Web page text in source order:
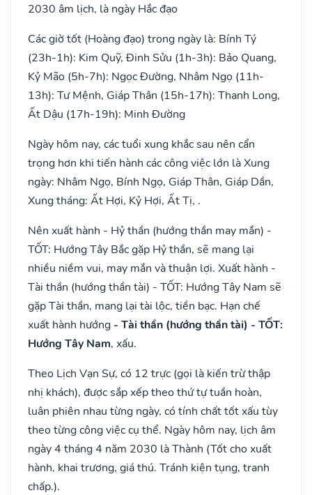
2030 âm lịch, là ngày Hắc đạo
Các giờ tốt (Hoàng đạo) trong ngày là: Bính Tý
(23h-1h): Kim Quỹ, Đinh Sửu (1h-3h): Bảo Quang,
Kỷ Mão (5h-7h): Ngọc Đường, Nhâm Ngọ (11h-
13h): Tư Mệnh, Giáp Thân (15h-17h): Thanh Long,
Ất Dậu (17h-19h): Minh Đường
Ngày hôm nay, các tuổi xung khắc sau nên cẩn
trọng hơn khi tiến hành các công việc lớn là Xung
ngày: Nhâm Ngọ, Bính Ngọ, Giáp Thân, Giáp Dần,
Xung tháng: Ất Hợi, Kỷ Hợi, Ất Tị, .
Nên xuất hành - Hỷ thần (hướng thần may mắn) -
TỐT: Hướng Tây Bắc gặp Hỷ thần, sẽ mang lại
nhiều niềm vui, may mắn và thuận lợi. Xuất hành -
Tài thần (hướng thần tài) - TỐT: Hướng Tây Nam sẽ
gặp Tài thần, mang lại tài lộc, tiền bạc. Hạn chế
xuất hành hướng - Tài thần (hướng thần tài) - TỐT:
Hướng Tây Nam, xấu.
Theo Lịch Vạn Sự, có 12 trực (gọi là kiến trừ thập
nhị khách), được sắp xếp theo thứ tự tuần hoàn,
luân phiên nhau từng ngày, có tính chất tốt xấu tùy
theo từng công việc cụ thể. Ngày hôm nay, lịch âm
ngày 4 tháng 4 năm 2030 là Thành (Tốt cho xuất
hành, khai trương, giá thú. Tránh kiện tụng, tranh
chấp.).